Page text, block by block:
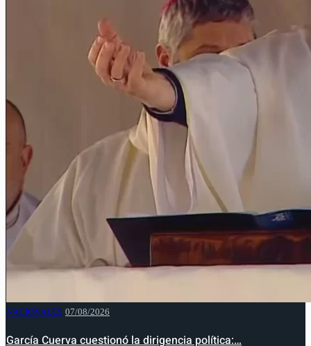
NACIONALES 07/08/2026
García Cuerva cuestionó la dirigencia política:…